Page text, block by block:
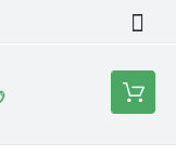
Nákupní
košík